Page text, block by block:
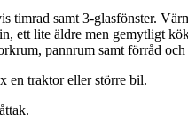
timrad samt 3-glasfönster.
ett lite äldre men gemytligt
pannrum samt förråd
en traktor eller större bil.